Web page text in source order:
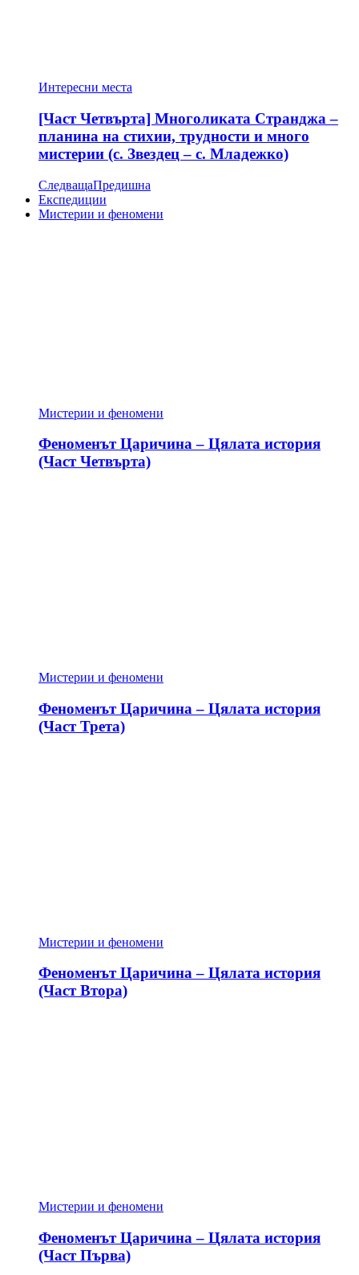
Интересни места
[Част Четвърта] Многоликата Странджа –
планина на стихии, трудности и много
мистерии (с. Звездец – с. Младежко)
СледващаПредишна
Експедиции
Мистерии и феномени
Мистерии и феномени
Феноменът Царичина – Цялата история
(Част Четвърта)
Мистерии и феномени
Феноменът Царичина – Цялата история
(Част Трета)
Мистерии и феномени
Феноменът Царичина – Цялата история
(Част Втора)
Мистерии и феномени
Феноменът Царичина – Цялата история
(Част Първа)